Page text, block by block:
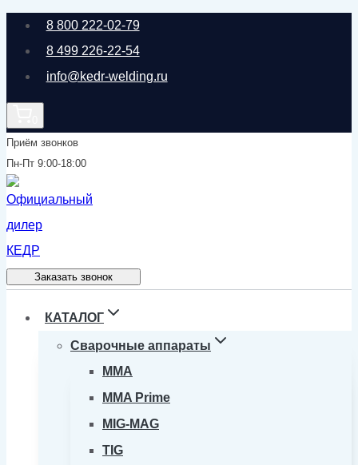
Перейти
содержимому
8 800 222-02-79
8 499 226-22-54
info@kedr-welding.ru
Приём звонков
Пн-Пт 9:00-18:00
Заказать звонок
КАТАЛОГ
Сварочные аппараты
MMA
MMA Prime
MIG-MAG
TIG